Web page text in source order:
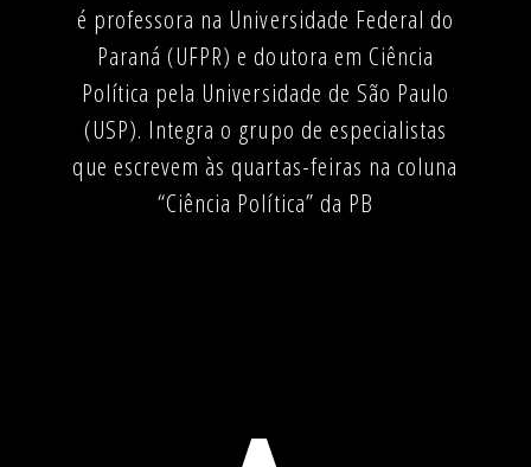
é professora na Universidade Federal do
Paraná (UFPR) e doutora em Ciência
Política pela Universidade de São Paulo
(USP). Integra o grupo de especialistas
que escrevem às quartas-feiras na coluna
“Ciência Política” da PB